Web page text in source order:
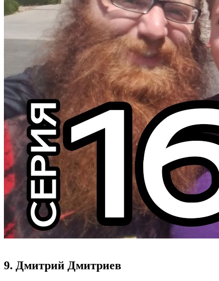
9. Дмитрий Дмитриев